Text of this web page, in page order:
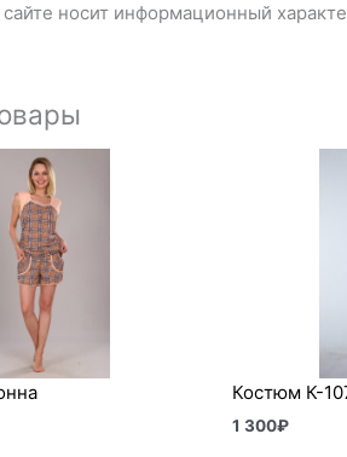
носит информационный
Костюм К-
1 300₽